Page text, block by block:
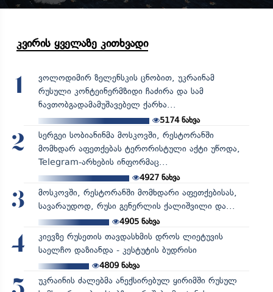
კვირის ყველაზე კითხვადი
1
ვოლოდიმირ ზელენსკის ცნობით, უკრაინამ
რუსული კონტეინერმზიდი ჩაძირა და სამ
ნავთობგადამამუშავებელ ქარხა...
5174ნახვა
2
სერგეი სობიანინმა მოსკოვში, რესტორანში
მომხდარ აფეთქებას ტერორისტული აქტი უწოდა,
Telegram-არხების ინფორმაც...
4927ნახვა
3
მოსკოვში, რესტორანში მომხდარი აფეთქებისას,
სავარაუდოდ, რუსი გენერლის ქალიშვილი და...
4905ნახვა
4
კიევზე რუსეთის თავდასხმის დროს ლიეტუვის
საელჩო დაზიანდა - კესტუტის ბუდრისი
4809ნახვა
უკრაინის ძალებმა ანექსირებულ ყირიმში რუსულ